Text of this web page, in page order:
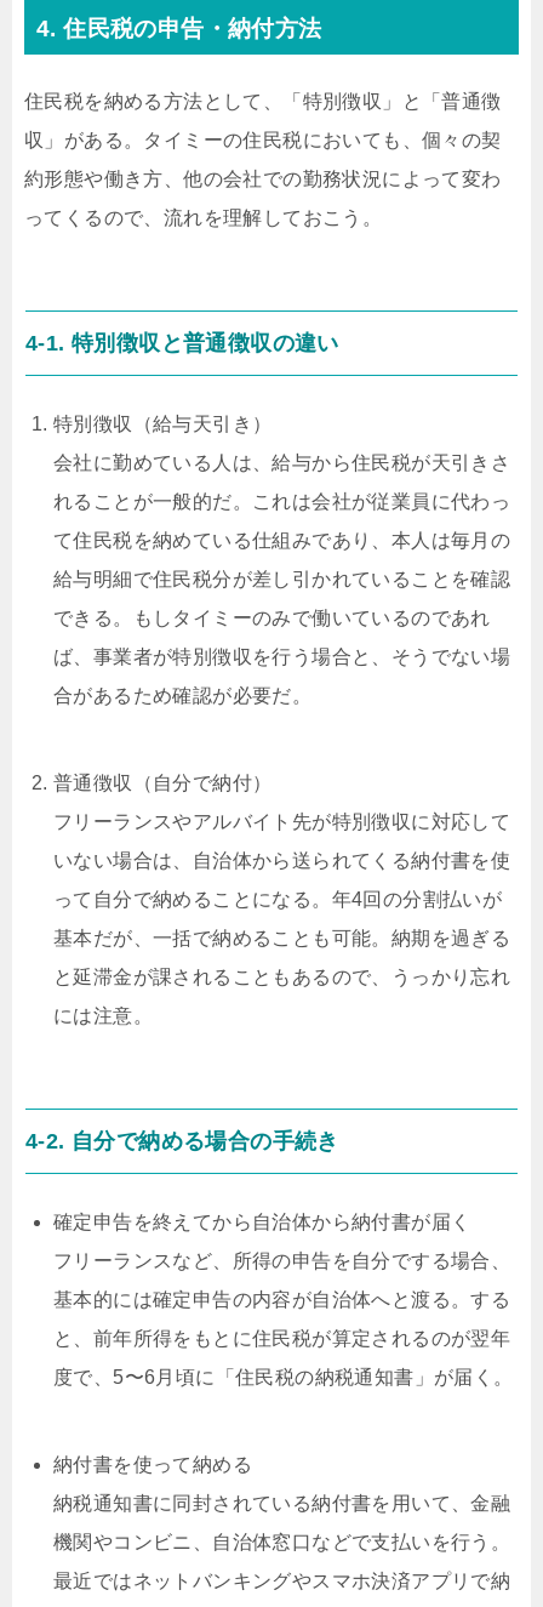
4. 住民税の申告・納付方法
住民税を納める方法として、「特別徴収」と「普通徴
収」がある。タイミーの住民税においても、個々の契
約形態や働き方、他の会社での勤務状況によって変わ
ってくるので、流れを理解しておこう。
4-1. 特別徴収と普通徴収の違い
特別徴収（給与天引き）
会社に勤めている人は、給与から住民税が天引きさ
れることが一般的だ。これは会社が従業員に代わっ
て住民税を納めている仕組みであり、本人は毎月の
給与明細で住民税分が差し引かれていることを確認
できる。もしタイミーのみで働いているのであれ
ば、事業者が特別徴収を行う場合と、そうでない場
合があるため確認が必要だ。
普通徴収（自分で納付）
フリーランスやアルバイト先が特別徴収に対応して
いない場合は、自治体から送られてくる納付書を使
って自分で納めることになる。年4回の分割払いが
基本だが、一括で納めることも可能。納期を過ぎる
と延滞金が課されることもあるので、うっかり忘れ
には注意。
4-2. 自分で納める場合の手続き
確定申告を終えてから自治体から納付書が届く
フリーランスなど、所得の申告を自分でする場合、
基本的には確定申告の内容が自治体へと渡る。する
と、前年所得をもとに住民税が算定されるのが翌年
度で、5〜6月頃に「住民税の納税通知書」が届く。
納付書を使って納める
納税通知書に同封されている納付書を用いて、金融
機関やコンビニ、自治体窓口などで支払いを行う。
最近ではネットバンキングやスマホ決済アプリで納